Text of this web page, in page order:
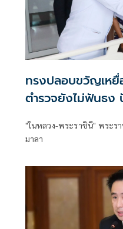
ทรงปลอบขวัญเหยื่
"ในหลวง-พระราชินี" พระ
มาลา